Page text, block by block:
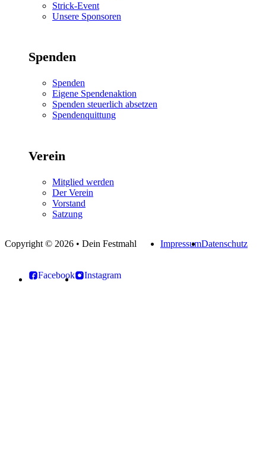
Strick-Event
Unsere Sponsoren
Spenden
Spenden
Eigene Spendenaktion
Spenden steuerlich absetzen
Spendenquittung
Verein
Mitglied werden
Der Verein
Vorstand
Satzung
Copyright © 2026 • Dein Festmahl ImpressumDatenschutz
Facebook Instagram